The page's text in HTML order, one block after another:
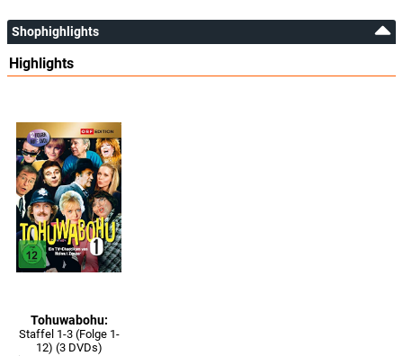
Shophighlights
Highlights
Tohuwabohu:
Staffel 1-3 (Folge 1-
12) (3 DVDs)